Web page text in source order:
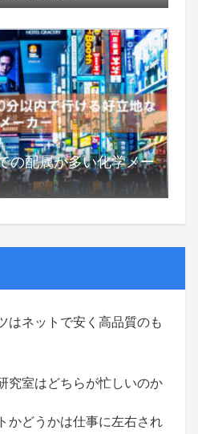
の配属が多い化学メー
はネットで安く高品質のも
究室はどちらが忙しいのか
かどうかは仕事に左右され